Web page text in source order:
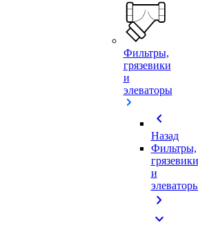
Фильтры,
грязевики
и
элеваторы
chevron_left
Назад
Фильтры,
грязевики
и
chevron_right
expand_more